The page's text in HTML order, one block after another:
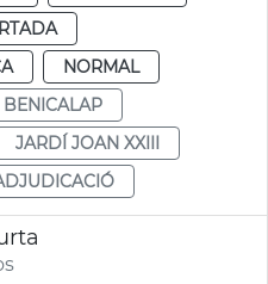
NORMAL
BENICALAP
JARDÍ JOAN XXIII